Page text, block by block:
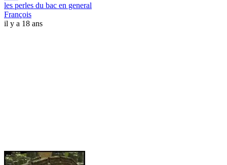
les perles du bac en general
François
il y a 18 ans